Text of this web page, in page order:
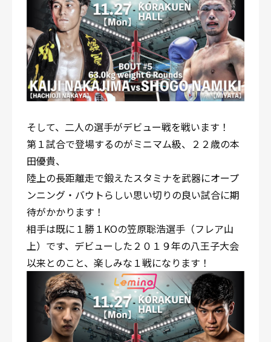
そして、二人の選手がデビュー戦を戦います！
第１試合で登場するのがミニマム級、２２歳の本
田優貴、
陸上の長距離走で鍛えたスタミナを武器にオープ
ンニング・バウトらしい思い切りの良い試合に期
待がかかります！
相手は既に１勝１KOの笠原聡浩選手（フレア山
上）です、デビューした２０１９年の八王子大会
以来とのこと、楽しみな１戦になります！